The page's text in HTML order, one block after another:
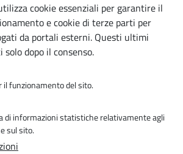
cookie essenziali per garantire il
e cookie di terze parti per
da portali esterni. Questi ultimi
dopo il consenso.
il funzionamento del sito.
di informazioni statistiche relativamente agli
sul sito.
Civile Puglia